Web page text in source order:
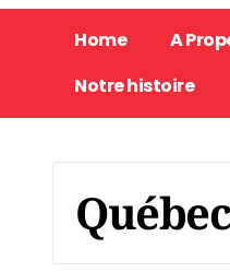
Home A
Notre histoire
Québec